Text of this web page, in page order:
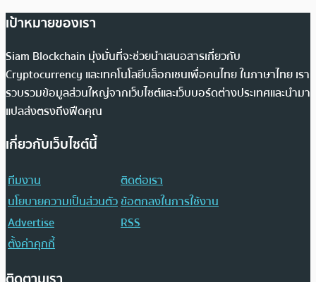
เป้าหมายของเรา
Siam Blockchain มุ่งมั่นที่จะช่วยนำเสนอสารเกี่ยวกับ
Cryptocurrency และเทคโนโลยีบล็อกเชนเพื่อคนไทย ในภาษาไทย เรา
รวบรวมข้อมูลส่วนใหญ่จากเว็บไซต์และเว็บบอร์ดต่างประเทศและนำมา
แปลส่งตรงถึงฟีดคุณ
เกี่ยวกับเว็บไซต์นี้
ทีมงาน
ติดต่อเรา
นโยบายความเป็นส่วนตัวข้อตกลงในการใช้งาน
Advertise
RSS
ตั้งค่าคุกกี้